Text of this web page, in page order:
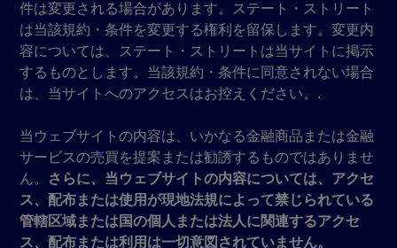
件は変更される場合があります。ステート・ストリート
は当該規約・条件を変更する権利を留保します。変更内
容については、ステート・ストリートは当サイトに掲示
するものとします。当該規約・条件に同意されない場合
は、当サイトへのアクセスはお控えください。.
当ウェブサイトの内容は、いかなる金融商品または金融
サービスの売買を提案または勧誘するものではありませ
ん。
さらに、当ウェブサイトの内容については、アクセ
ス、配布または使用が現地法規によって禁じられている
管轄区域または国の個人または法人に関連するアクセ
ス、配布または利用は一切意図されていません。